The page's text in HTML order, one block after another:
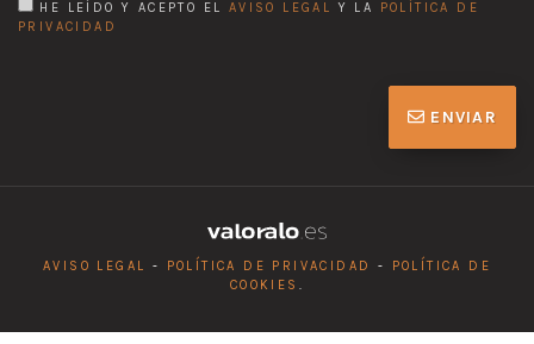
HE LEÍDO Y ACEPTO EL AVISO LEGAL Y LA
POLÍTICA DE
PRIVACIDAD
ENVIAR
AVISO LEGAL - POLÍTICA DE PRIVACIDAD -
POLÍTICA DE
COOKIES .